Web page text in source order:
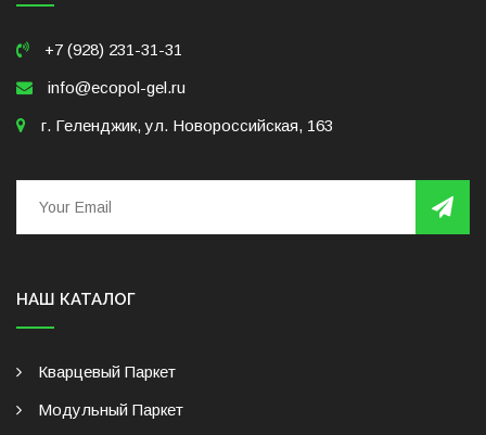
+7 (928) 231-31-31
info@ecopol-gel.ru
г. Геленджик, ул. Новороссийская, 163
НАШ КАТАЛОГ
Кварцевый Паркет
Модульный Паркет